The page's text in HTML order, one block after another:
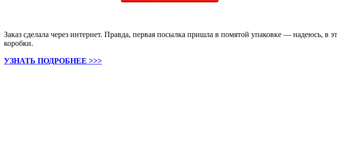
Заказ сделала через интернет. Правда, первая посылка пришла в помятой упаковке — надеюсь, в
коробки.
УЗНАТЬ ПОДРОБНЕЕ >>>